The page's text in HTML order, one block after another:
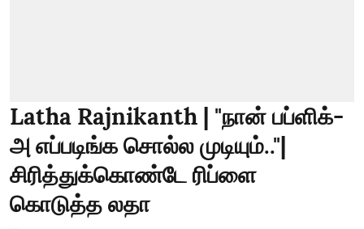
Latha Rajnikanth | "நான் பப்ளிக்-
அ எப்படிங்க சொல்ல முடியும்.."|
சிரித்துக்கொண்டே ரிப்ளை
கொடுத்த லதா